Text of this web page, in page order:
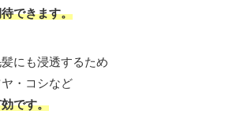
できます。
にも浸透するため
・コシなど
です。